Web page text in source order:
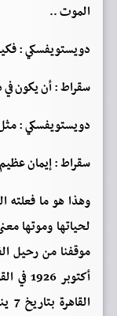
الموت ..
دويستويفسكي :
سقراط : أن يكون في
دويستويفسكي :
سقراط : إيمان
وهذا هو ما فعلته
لحياتها وموتها